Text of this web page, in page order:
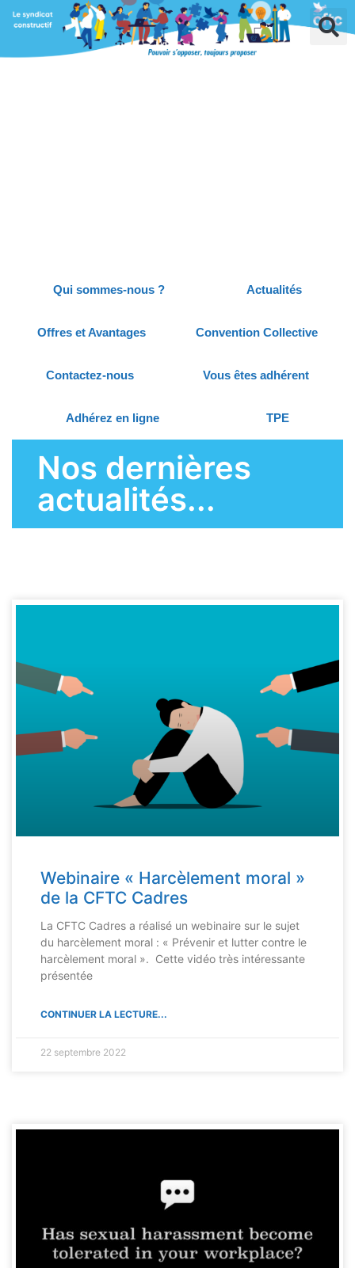
Qui sommes-nous ? Actualités
Offres et Avantages Convention Collective
Contactez-nous Vous êtes adhérent
Adhérez en ligne TPE
Nos dernières
actualités...
Webinaire « Harcèlement moral »
de la CFTC Cadres
La CFTC Cadres a réalisé un webinaire sur le sujet
du harcèlement moral : « Prévenir et lutter contre le
harcèlement moral ». Cette vidéo très intéressante
présentée
CONTINUER LA LECTURE...
22 septembre 2022